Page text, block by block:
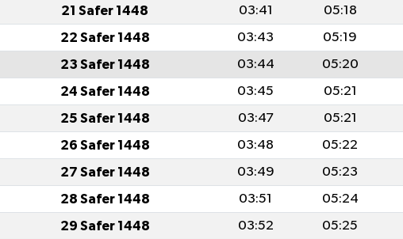
21 Safer 1448 03:41 05:18
22 Safer 1448 03:43 05:19
23 Safer 1448 03:44 05:20
24 Safer 1448 03:45 05:21
25 Safer 1448 03:47 05:21
26 Safer 1448 03:48 05:22
27 Safer 1448 03:49 05:23
28 Safer 1448 03:51 05:24
29 Safer 1448 03:52 05:25